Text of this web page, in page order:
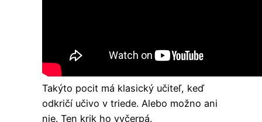
Takýto pocit má klasický učiteľ, keď
odkričí učivo v triede. Alebo možno ani
nie. Ten krik ho vyčerpá.